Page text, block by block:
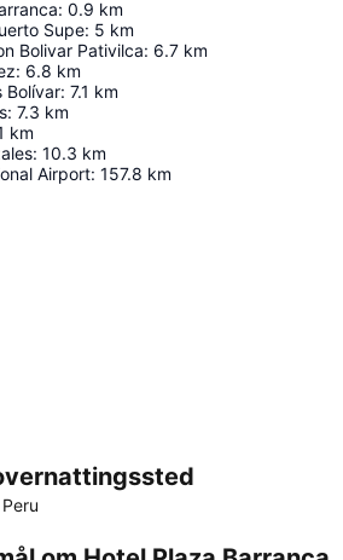
: 0.9 km
Supe: 5 km
Bolivar Pativilca: 6.7 km
: 6.8 km
Bolívar: 7.1 km
: 7.3 km
km
: 10.3 km
Airport: 157.8 km